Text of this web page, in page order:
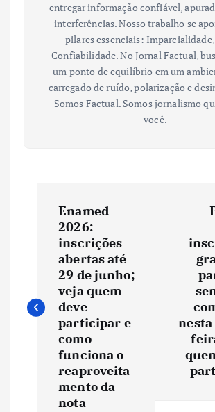
entregar informação confiável,
interferências. Nosso trabalho se
pilares essenciais:
Confiabilidade. No Jornal Factual,
um ponto de equilíbrio em um
carregado de ruído, polarização e
Somos Factual. Somos jornalismo
você.
e
Enamed
2026:
inscrições
abertas até
29 de junho;
veja quem
deve
participar e
como
funciona o
reaproveita
mento da
nota